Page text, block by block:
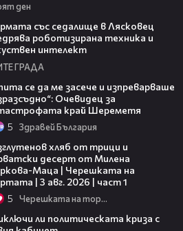
ден
със седалище в Лясковец
роботизирана техника и
интелект
ГРАДА
се да ме засече и изпреварваше
Очевидец за
край Шереметя
5 Здравей България
хляб от трици и
десерт от Милена
Маца | Черешката на
| 3 авг. 2026 | част 1
5 Черешката на тортата
ли политическата криза с